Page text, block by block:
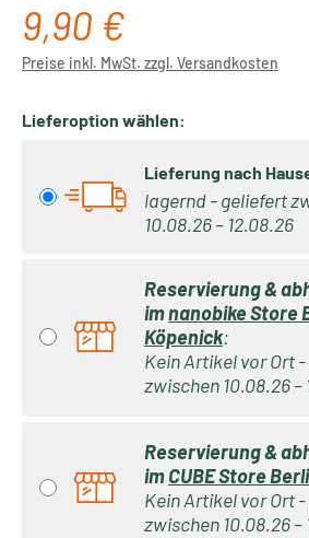
Regulärer Preis:
9,90 €
Preise inkl. MwSt. zzgl. Versandkosten
Lieferoption wählen:
Lieferung nach
lagernd - geliefert
10.08.26 – 12.08.26
Reservierung &
imnanobike Store
Köpenick:
Kein Artikel vor Ort
zwischen 10.08.26 –
Reservierung &
imCUBE Store
Kein Artikel vor Ort
zwischen 10.08.26 –